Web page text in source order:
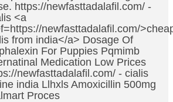
https://newfasttadalafil.com/ -
<a
newfasttadalafil.com/
from india</a> Dosage Of
For Puppies Pqmimb
Medication Low Prices
newfasttadalafil.com/ - cialis
india Llhxls Amoxicillin 500mg
Proces